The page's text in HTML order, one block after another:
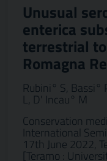
Unusual
enterica
terrestrial
Romagna
Rubini° S, Bassi°
L, D' Incau° M
Conservation
International
17th June 2022,
[Teramo :